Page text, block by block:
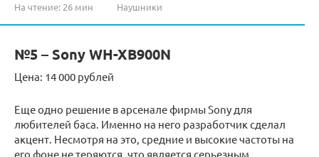
На чтение: 26 мин Наушники
№5 – Sony WH-XB900N
Цена: 14 000 рублей
Еще одно решение в арсенале фирмы Sony для
любителей баса. Именно на него разработчик сделал
акцент. Несмотря на это, средние и высокие частоты на
его фоне не теряются, что является серьезным